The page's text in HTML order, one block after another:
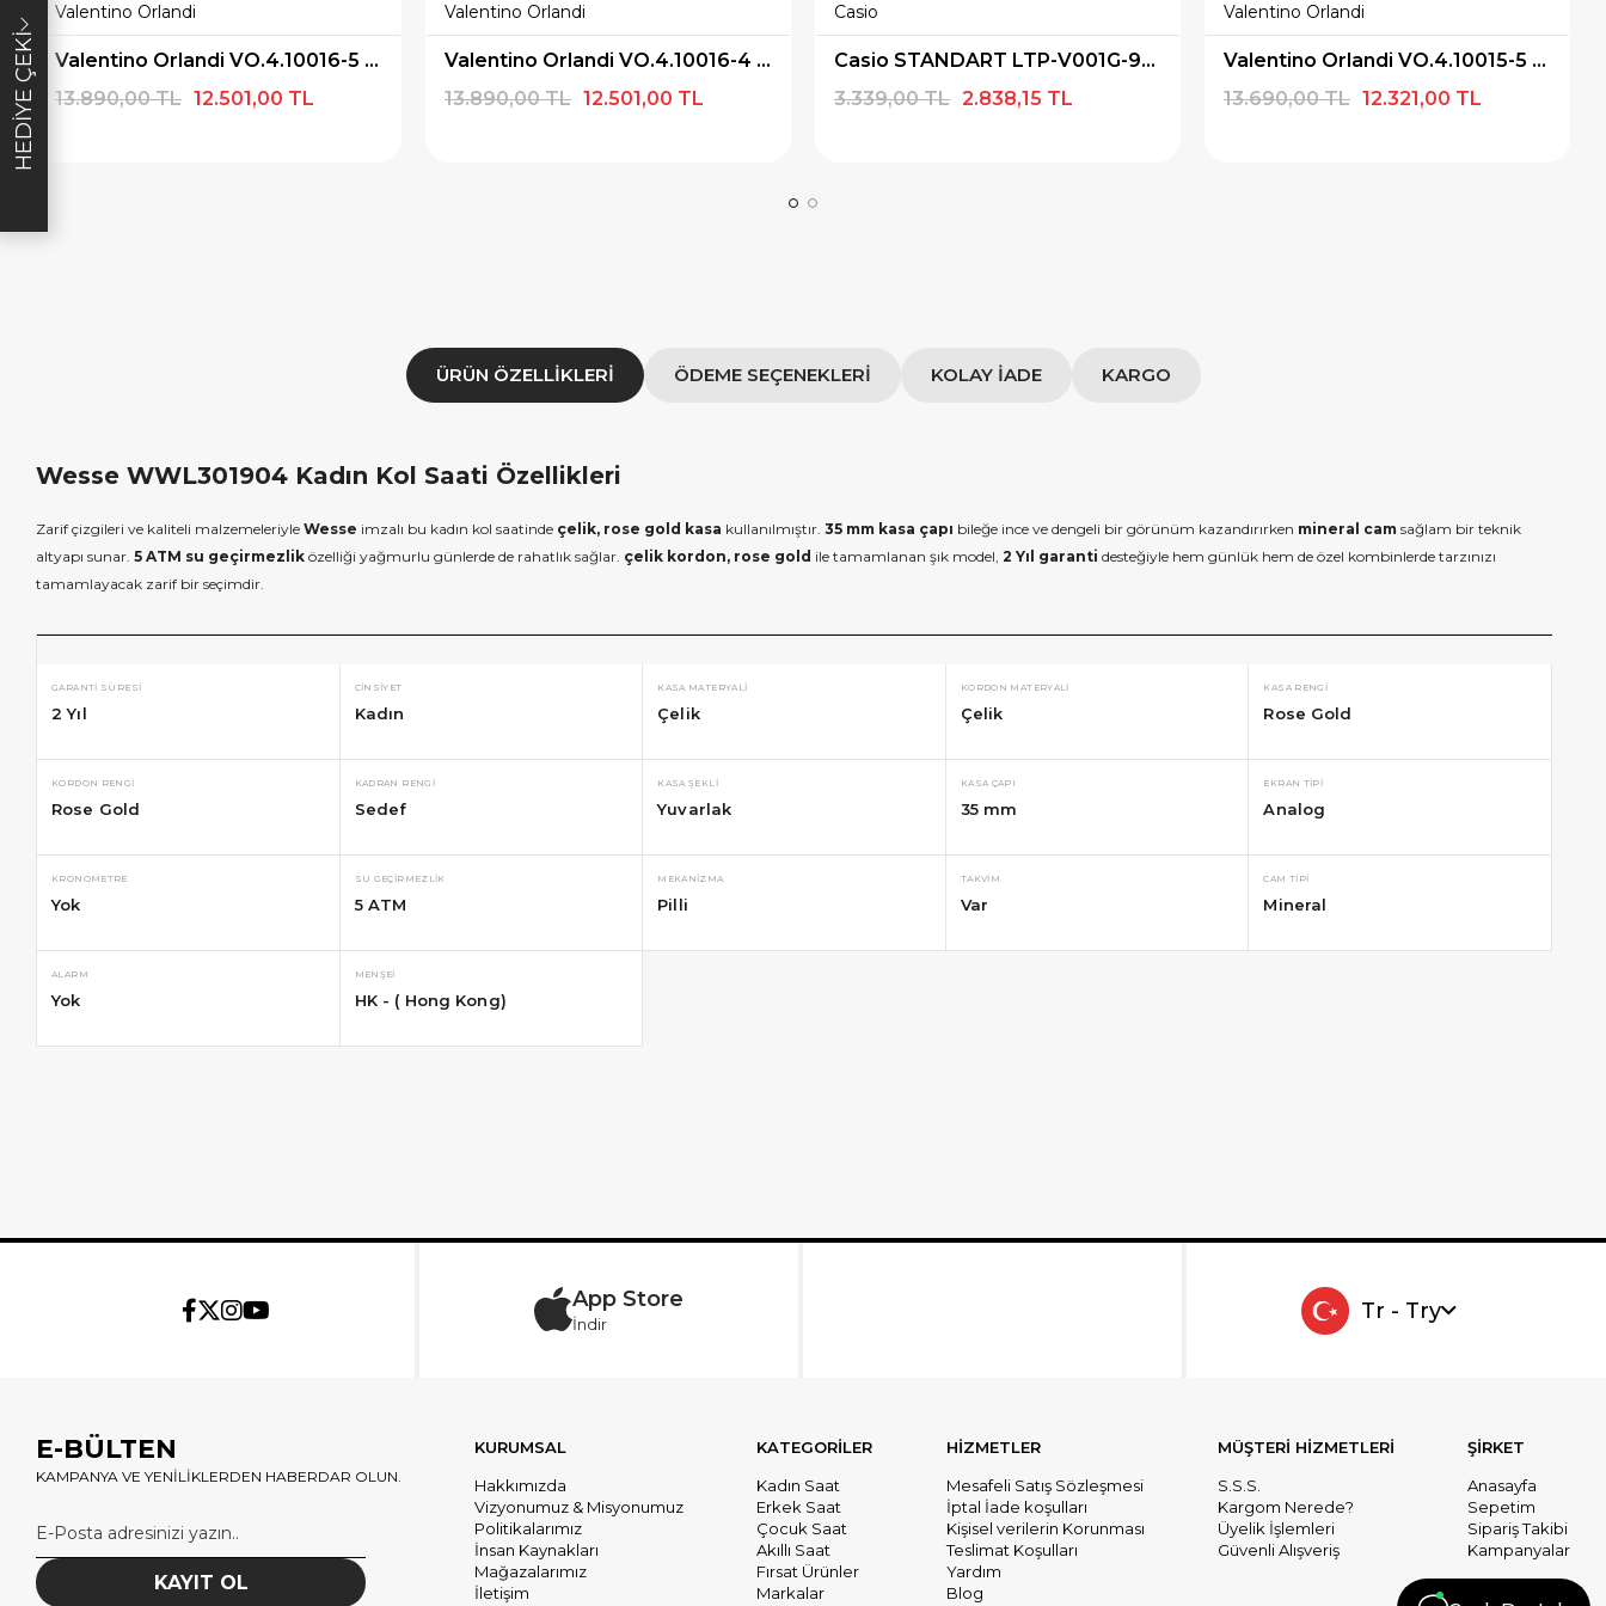
Valentino Orlandi
Valentino Orlandi VO.4.10016-5 Kadın Kol Saati
12.501,00 TL
13.890,00 TL
Valentino Orlandi
Valentino Orlandi VO.4.10016-4 Kadın Kol Saati
12.501,00 TL
13.890,00 TL
Casio
Casio STANDART LTP-V001G-9BUDF Kol Saati
2.838,15 TL
3.339,00 TL
Valentino Orlandi
Valentino Orlandi VO.4.10015-5 Pırlantalı Kadın Kol Saati
12.321,00 TL
13.690,00 TL
ÜRÜN ÖZELLIKLERI ÖDEME SEÇENEKLERI KOLAY İADE KARGO
Wesse WWL301904 Kadın Kol Saati Özellikleri
Zarif çizgileri ve kaliteli malzemeleriyle Wesse imzalı bu kadın kol saatinde çelik, rose gold kasa kullanılmıştır. 35 mm kasa çapı bileğe ince ve dengeli bir görünüm kazandırırken mineral cam sağlam bir teknik
altyapı sunar. 5 ATM su geçirmezlik özelliği yağmurlu günlerde de rahatlık sağlar. çelik kordon, rose gold ile tamamlanan şık model, 2 Yıl garanti desteğiyle hem günlük hem de özel kombinlerde tarzınızı
tamamlayacak zarif bir seçimdir.
GARANTI SÜRESI
2 Yıl
CINSIYET
Kadın
KASA MATERYALI
Çelik
KORDON MATERYALI
Çelik
KASA RENGI
Rose Gold
KORDON RENGI
Rose Gold
KADRAN RENGI
Sedef
KASA ŞEKLI
Yuvarlak
KASA ÇAPI
35 mm
EKRAN TIPI
Analog
KRONOMETRE
Yok
SU GEÇIRMEZLIK
5 ATM
MEKANIZMA
Pilli
TAKVIM
Var
CAM TIPI
Mineral
ALARM
Yok
MENŞEI
HK - ( Hong Kong)
App Store
İndir
Tr - Try
E-BÜLTEN
KAMPANYA VE YENİLİKLERDEN HABERDAR OLUN.
KAYIT OL
KURUMSAL
Hakkımızda
Vizyonumuz & Misyonumuz
Politikalarımız
İnsan Kaynakları
Mağazalarımız
İletişim
KATEGORİLER
Kadın Saat
Erkek Saat
Çocuk Saat
Akıllı Saat
Fırsat Ürünler
Markalar
HİZMETLER
Mesafeli Satış Sözleşmesi
İptal İade koşulları
Kişisel verilerin Korunması
Teslimat Koşulları
Yardım
Blog
MÜŞTERİ HİZMETLERİ
S.S.S.
Kargom Nerede?
Üyelik İşlemleri
Güvenli Alışveriş
ŞİRKET
Anasayfa
Sepetim
Sipariş Takibi
Kampanyalar
HEDIYE ÇEKI
özel
Çeki
20000tl Üzeri Alışverişe özel
2000tl Hediye Çeki
5000tl Üzeri Alışverişe özel 500tl
Hediye Çeki
10000tl Üzeri Alışverişe özel
1000tl Hediye Çeki